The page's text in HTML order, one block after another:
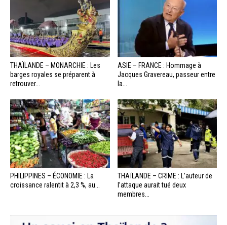
THAÏLANDE – MONARCHIE : Les
barges royales se préparent à
retrouver...
ASIE – FRANCE : Hommage à
Jacques Gravereau, passeur entre
la...
PHILIPPINES – ÉCONOMIE : La
croissance ralentit à 2,3 %, au...
THAÏLANDE – CRIME : L’auteur de
l’attaque aurait tué deux
membres...